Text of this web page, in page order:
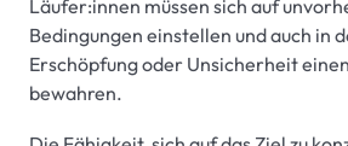
Läufer:innen müssen sich auf
Bedingungen einstellen und auch in
Erschöpfung oder Unsicherheit
bewahren.